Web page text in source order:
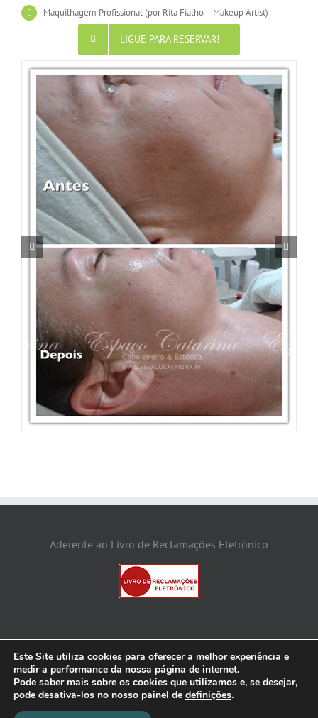
Maquilhagem Profissional (por Rita Fialho – Makeup Artist)
LIGUE PARA RESERVAR!
Aderente ao Livro de Reclamações Eletrónico
2026 @ Espaço Catarina - Cabeleireiro & Estética | POLÍTICA DE
PRIVACIDADE| assets downloaded fromFreepik
Este Site utiliza cookies para oferecer a melhor experiência e
medir a performance da nossa página de internet.
Pode saber mais sobre os cookies que utilizamos e, se desejar,
pode desativa-los no nosso painel de definições.